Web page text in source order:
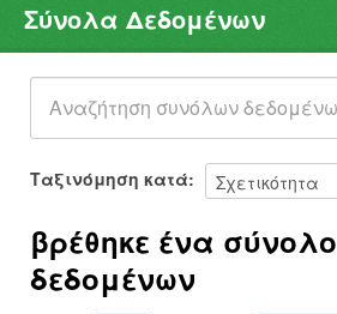
Σύνολα Δεδομένων
Φορείς
Ομάδες
Σχετικά
Σύνολα Δεδομένων
Ταξινόμηση κατά
βρέθηκε ένα σύνολο
δεδομένων